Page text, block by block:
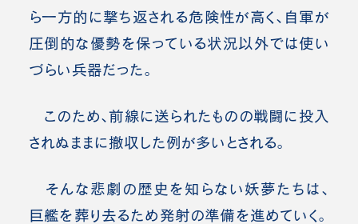
ら一方的に撃ち返される危険性が高く、自軍が
圧倒的な優勢を保っている状況以外では使い
づらい兵器だった。
このため、前線に送られたものの戦闘に投入
されぬままに撤収した例が多いとされる。
そんな悲劇の歴史を知らない妖夢たちは、
巨艦を葬り去るため発射の準備を進めていく。